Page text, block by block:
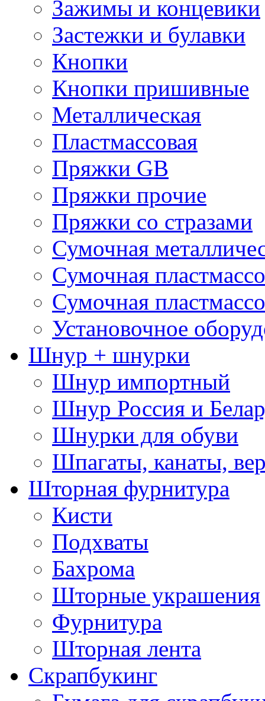
Зажимы и концевики
Застежки и булавки
Кнопки
Кнопки пришивные
Металлическая
Пластмассовая
Пряжки GB
Пряжки прочие
Пряжки со стразами
Сумочная
Сумочная
Сумочная
Установочное
Шнур + шнурки
Шнур импортный
Шнур Россия и
Шнурки для обуви
Шпагаты, канаты,
Шторная фурнитура
Кисти
Подхваты
Бахрома
Шторные украшения
Фурнитура
Шторная лента
Скрапбукинг